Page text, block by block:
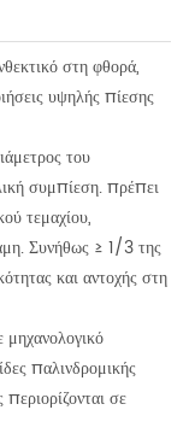
στη φθορά,
υψηλής πίεσης
του
συμπίεση. πρέπει
τεμαχίου,
Συνήθως ≥ 1/3 της
και αντοχής στη
παλινδρομικής
σε